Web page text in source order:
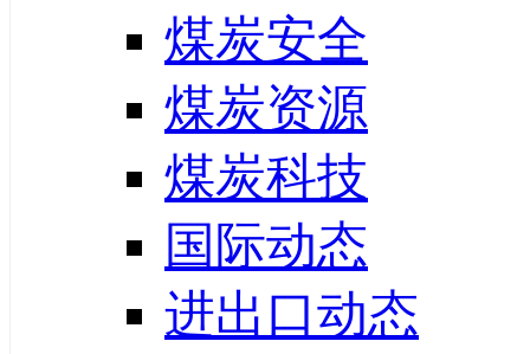
煤炭安全
煤炭资源
煤炭科技
国际动态
进出口动态